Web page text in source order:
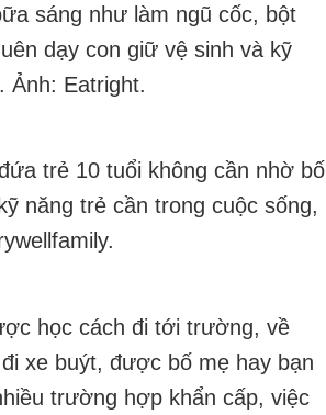
sáng như làm ngũ cốc, bột
dạy con giữ vệ sinh và kỹ
Ảnh: Eatright.
trẻ 10 tuổi không cần nhờ bố
năng trẻ cần trong cuộc sống,
học cách đi tới trường, về
xe buýt, được bố mẹ hay bạn
trường hợp khẩn cấp, việc